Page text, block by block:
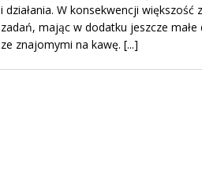
i działania. W konsekwencji
zadań, mając w dodatku jeszcze
ze znajomymi na kawę. [...]